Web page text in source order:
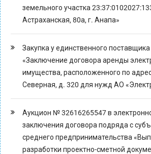
земельного участка
Астраханская, 80а, г. Анапа»
Закупка у единственного
«Заключение договора аренды
имущества, расположенного по
Северная, д. 320 для нужд АО
Аукцион № 32616265547 в
заключения договора подряда с
среднего предпринимательства
разработки проектно-сметной